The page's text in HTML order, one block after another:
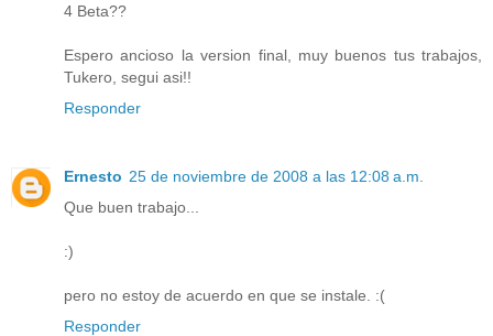
4 Beta??
Espero ancioso la version final, muy buenos tus trabajos,
Tukero, segui asi!!
Responder
Ernesto 25 de noviembre de 2008 a las 12:08 a.m.
Que buen trabajo...
:)
pero no estoy de acuerdo en que se instale. :(
Responder